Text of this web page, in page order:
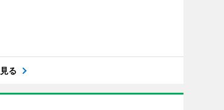
る